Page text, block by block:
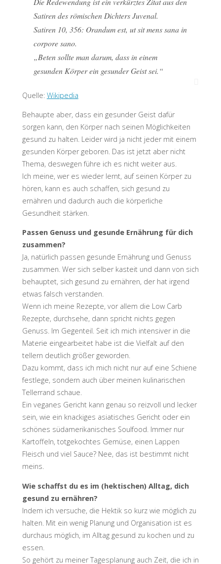
Satiren des römischen Dichters Juvenal.
Satiren 10, 356: Orandum est, ut sit mens sana in
corpore sano.
„Beten sollte man darum, dass in einem
gesunden Körper ein gesunder Geist sei.“
Quelle: Wikipedia
Behaupte aber, dass ein gesunder Geist dafür
sorgen kann, den Körper nach seinen Möglichkeiten
gesund zu halten. Leider wird ja nicht jeder mit einem
gesunden Körper geboren. Das ist jetzt aber nicht
Thema, deswegen führe ich es nicht weiter aus.
Ich meine, wer es wieder lernt, auf seinen Körper zu
hören, kann es auch schaffen, sich gesund zu
ernähren und dadurch auch die körperliche
Gesundheit stärken.
Passen Genuss und gesunde Ernährung für dich
zusammen?
Ja, natürlich passen gesunde Ernährung und Genuss
zusammen. Wer sich selber kasteit und dann von sich
behauptet, sich gesund zu ernähren, der hat irgend
etwas falsch verstanden.
Wenn ich meine Rezepte, vor allem die Low Carb
Rezepte, durchsehe, dann spricht nichts gegen
Genuss. Im Gegenteil. Seit ich mich intensiver in die
Materie eingearbeitet habe ist die Vielfalt auf den
tellern deutlich größer geworden.
Dazu kommt, dass ich mich nicht nur auf eine Schiene
festlege, sondern auch über meinen kulinarischen
Tellerrand schaue.
Ein veganes Gericht kann genau so reizvoll und lecker
sein, wie ein knackiges asiatisches Gericht oder ein
schönes südamerikanisches Soulfood. Immer nur
Kartoffeln, totgekochtes Gemüse, einen Lappen
Fleisch und viel Sauce? Nee, das ist bestimmt nicht
meins.
Wie schaffst du es im (hektischen) Alltag, dich
gesund zu ernähren?
Indem ich versuche, die Hektik so kurz wie möglich zu
halten. Mit ein wenig Planung und Organisation ist es
durchaus möglich, im Alltag gesund zu kochen und zu
essen.
So gehört zu meiner Tagesplanung auch Zeit, die ich in